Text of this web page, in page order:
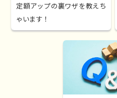
ご希望日
を確認。
トもお伺
定額アップの裏ワザを教えち
ゃいます！